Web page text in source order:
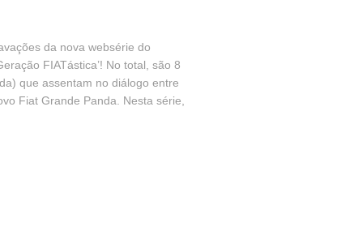
da nova websérie do
FIATástica’! No total, são 8
que assentam no diálogo entre
Fiat Grande Panda. Nesta série,